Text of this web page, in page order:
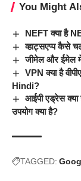
You Might
NEFT क्या है
व्हाट्सएप्प कैसे
जीमेल और ईमेल
VPN क्या है
Hindi?
आईपी एड्रेस
उपयोग क्या है?
TAGGED: